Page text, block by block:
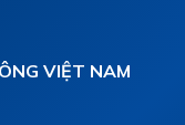
VIỆT NAM